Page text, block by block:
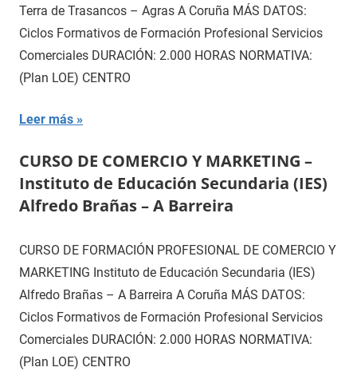
Terra de Trasancos – Agras A Coruña MÁS DATOS:
Ciclos Formativos de Formación Profesional Servicios
Comerciales DURACIÓN: 2.000 HORAS NORMATIVA:
(Plan LOE) CENTRO
Leer más
CURSO DE COMERCIO Y MARKETING –
Instituto de Educación Secundaria (IES)
Alfredo Brañas – A Barreira
CURSO DE FORMACIÓN PROFESIONAL DE COMERCIO Y
MARKETING Instituto de Educación Secundaria (IES)
Alfredo Brañas – A Barreira A Coruña MÁS DATOS:
Ciclos Formativos de Formación Profesional Servicios
Comerciales DURACIÓN: 2.000 HORAS NORMATIVA:
(Plan LOE) CENTRO